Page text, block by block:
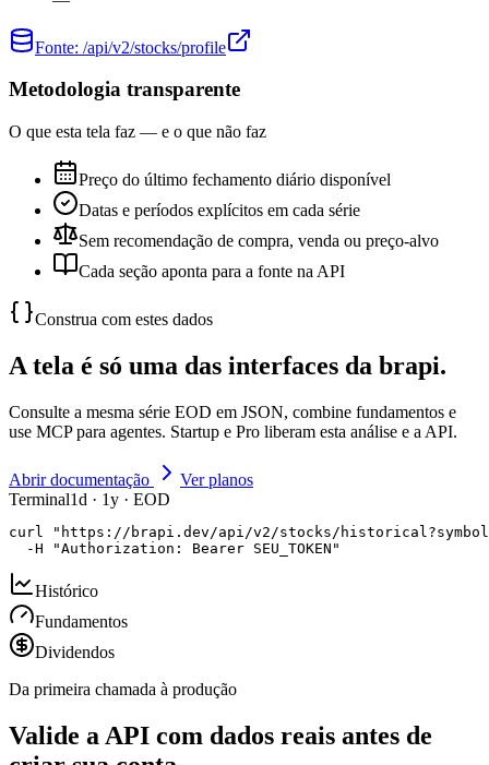
Fonte: /api/v2/stocks/profile
Metodologia transparente
O que esta tela faz — e o que não faz
Preço do último fechamento diário disponível
Datas e períodos explícitos em cada série
Sem recomendação de compra, venda ou preço-alvo
Cada seção aponta para a fonte na API
Construa com estes dados
A tela é só uma das interfaces da brapi.
Consulte a mesma série EOD em JSON, combine fundamentos e
use MCP para agentes. Startup e Pro liberam esta análise e a API.
Abrir documentação
Ver planos
Terminal1d · 1y · EOD
curl "https://brapi.dev/api/v2/stocks/
  -H "Authorization: Bearer SEU_TOKEN"
Histórico
Fundamentos
Dividendos
Da primeira chamada à produção
Valide a API com dados reais antes de